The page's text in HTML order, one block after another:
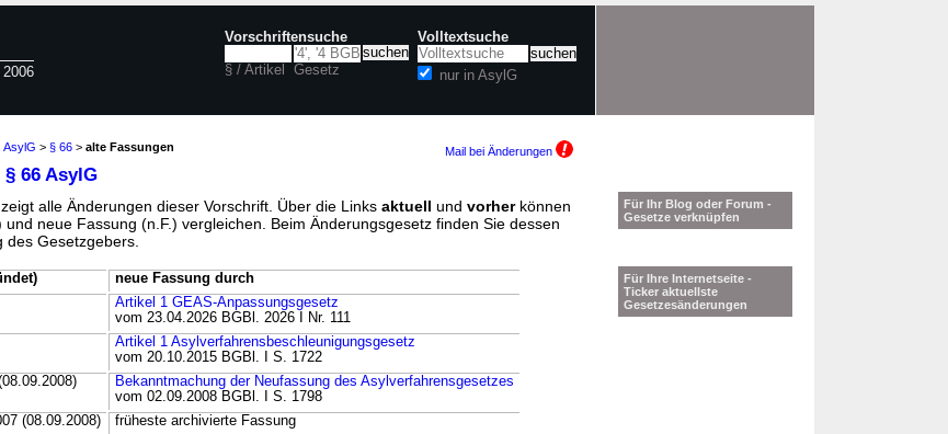
Vorschriftensuche
§ / Artikel Gesetz
Volltextsuche
nur in AsylG
AsylG > § 66 > alte Fassungen Mail bei Änderungen
§ 66 AsylG
alle Änderungen dieser Vorschrift. Über die Links aktuell und vorherkönnen
neue Fassung (n.F.) vergleichen. Beim Änderungsgesetz finden Sie dessen
des Gesetzgebers.
neue Fassung durch
Artikel 1 GEAS-Anpassungsgesetz
vom 23.04.2026 BGBl. 2026 I Nr. 111
Artikel 1 Asylverfahrensbeschleunigungsgesetz
vom 20.10.2015 BGBl. I S. 1722
Bekanntmachung der Neufassung des Asylverfahrensgesetzes
vom 02.09.2008 BGBl. I S. 1798
(08.09.2008) früheste archivierte Fassung
Für Ihr Blog oder Forum -
Gesetze verknüpfen
Für Ihre Internetseite -
Ticker aktuellste
Gesetzesänderungen